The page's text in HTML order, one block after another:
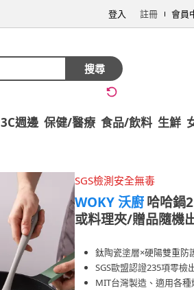
登入 註冊 會員
搜尋
3C週邊 保健/醫療 食品/飲料 生鮮
SGS檢測安全無毒
WOKY 沃廚哈哈鍋
或料理夾/贈品隨機
鈦陶瓷塗層×硬陽雙重防
SGS歐盟認證235項零檢
MIT台灣製造、適用各種